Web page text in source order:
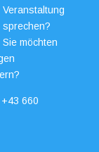
Veranstaltung
sprechen?
Sie möchten
+43 660